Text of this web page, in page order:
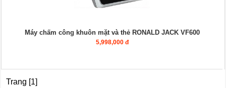
Máy chấm công khuôn mặt và thẻ RONALD JACK VF600
5,998,000 đ
Trang [1]